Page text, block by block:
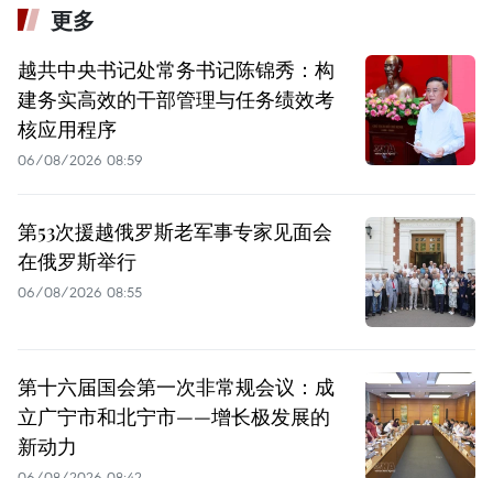
更多
越共中央书记处常务书记陈锦秀：构
建务实高效的干部管理与任务绩效考
核应用程序
06/08/2026 08:59
第53次援越俄罗斯老军事专家见面会
在俄罗斯举行
06/08/2026 08:55
第十六届国会第一次非常规会议：成
立广宁市和北宁市——增长极发展的
新动力